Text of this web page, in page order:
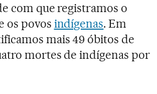
com que registramos o
os povos indígenas. Em
mais 49 óbitos de
mortes de indígenas por